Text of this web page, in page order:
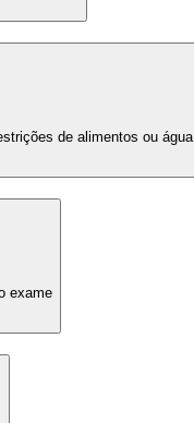
de alimentos ou água
exame